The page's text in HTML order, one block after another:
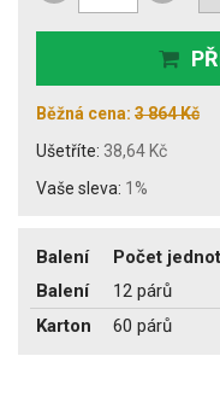
Běžná cena: 3 864 Kč
Ušetříte: 38,64 Kč
Vaše sleva: 1%
Balení Počet
Balení
12 párů
Karton
60 párů